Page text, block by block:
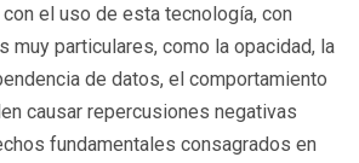
el uso de esta tecnología, con
muy particulares, como la opacidad, la
de datos, el comportamiento
causar repercusiones negativas
fundamentales consagrados en